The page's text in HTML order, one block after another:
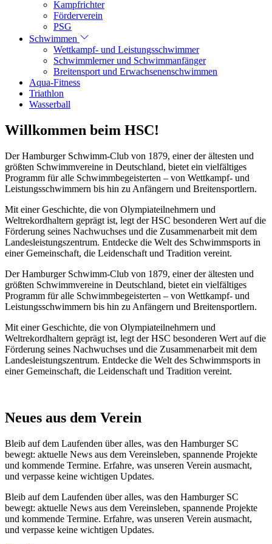
Kampfrichter
Förderverein
PSG
Schwimmen
Wettkampf- und Leistungsschwimmer
Schwimmlerner und Schwimmanfänger
Breitensport und Erwachsenenschwimmen
Aqua-Fitness
Triathlon
Wasserball
Willkommen beim HSC!
Der Hamburger Schwimm-Club von 1879, einer der ältesten und
größten Schwimmvereine in Deutschland, bietet ein vielfältiges
Programm für alle Schwimmbegeisterten – von Wettkampf- und
Leistungsschwimmern bis hin zu Anfängern und Breitensportlern.
Mit einer Geschichte, die von Olympiateilnehmern und
Weltrekordhaltern geprägt ist, legt der HSC besonderen Wert auf die
Förderung seines Nachwuchses und die Zusammenarbeit mit dem
Landesleistungszentrum. Entdecke die Welt des Schwimmsports in
einer Gemeinschaft, die Leidenschaft und Tradition vereint.
Der Hamburger Schwimm-Club von 1879, einer der ältesten und
größten Schwimmvereine in Deutschland, bietet ein vielfältiges
Programm für alle Schwimmbegeisterten – von Wettkampf- und
Leistungsschwimmern bis hin zu Anfängern und Breitensportlern.
Mit einer Geschichte, die von Olympiateilnehmern und
Weltrekordhaltern geprägt ist, legt der HSC besonderen Wert auf die
Förderung seines Nachwuchses und die Zusammenarbeit mit dem
Landesleistungszentrum. Entdecke die Welt des Schwimmsports in
einer Gemeinschaft, die Leidenschaft und Tradition vereint.
Neues aus dem Verein
Bleib auf dem Laufenden über alles, was den Hamburger SC
bewegt: aktuelle News aus dem Vereinsleben, spannende Projekte
und kommende Termine. Erfahre, was unseren Verein ausmacht,
und verpasse keine wichtigen Updates.
Bleib auf dem Laufenden über alles, was den Hamburger SC
bewegt: aktuelle News aus dem Vereinsleben, spannende Projekte
und kommende Termine. Erfahre, was unseren Verein ausmacht,
und verpasse keine wichtigen Updates.